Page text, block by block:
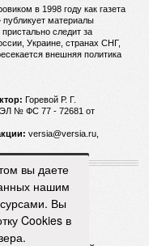
в 1998 году как газета
материалы
следит за
Украине, странах СНГ,
внешняя политика
Горевой Р. Г.
ЭЛ № ФС 77 - 72681 от
versia@versia.ru,
вы даете
нашим
Вы
Cookies в